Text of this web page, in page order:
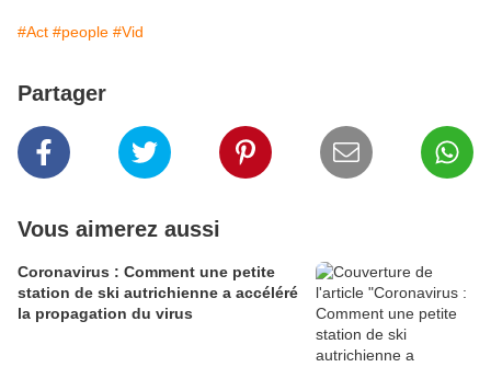
#Act #people #Vid
Partager
Vous aimerez aussi
Coronavirus : Comment une petite
station de ski autrichienne a accéléré
la propagation du virus